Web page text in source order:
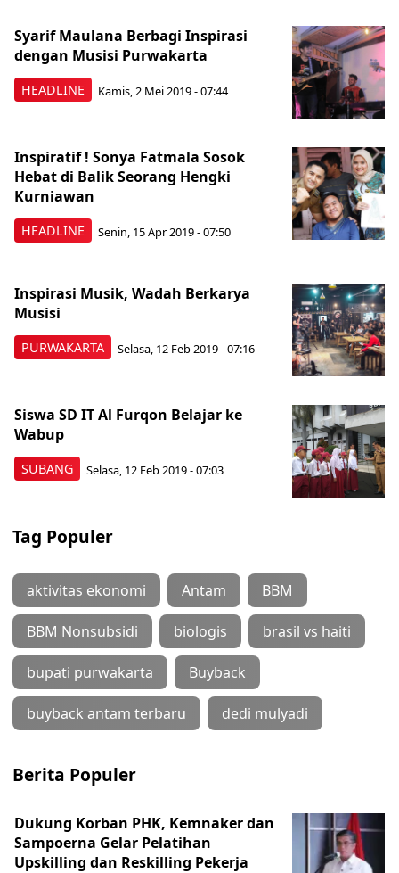
HEADLINE
Syarif Maulana Berbagi Inspirasi
dengan Musisi Purwakarta
Kamis, 2 Mei 2019 - 07:44
HEADLINE
Inspiratif ! Sonya Fatmala Sosok
Hebat di Balik Seorang Hengki
Kurniawan
Senin, 15 Apr 2019 - 07:50
PURWAKARTA
Inspirasi Musik, Wadah Berkarya
Musisi
Selasa, 12 Feb 2019 - 07:16
SUBANG
Siswa SD IT Al Furqon Belajar ke
Wabup
Selasa, 12 Feb 2019 - 07:03
Tag Populer
aktivitas ekonomi Antam BBM
BBM Nonsubsidi biologis brasil vs haiti
bupati purwakarta Buyback
buyback antam terbaru dedi mulyadi
Berita Populer
Dukung Korban PHK, Kemnaker dan
Sampoerna Gelar Pelatihan
Upskilling dan Reskilling Pekerja